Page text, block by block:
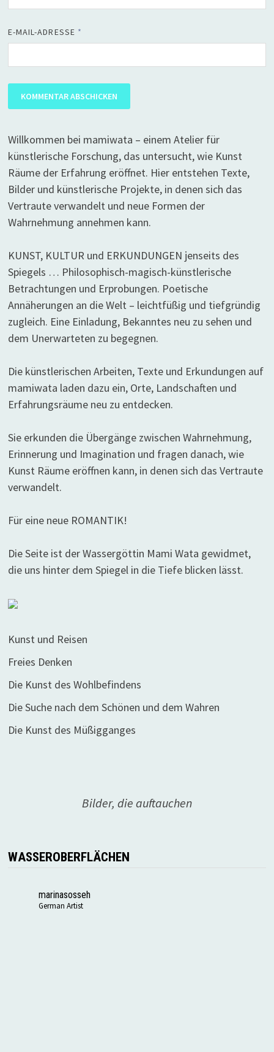
E-MAIL-ADRESSE *
Willkommen bei mamiwata – einem Atelier für
künstlerische Forschung, das untersucht, wie Kunst
Räume der Erfahrung eröffnet. Hier entstehen Texte,
Bilder und künstlerische Projekte, in denen sich das
Vertraute verwandelt und neue Formen der
Wahrnehmung annehmen kann.
KUNST, KULTUR und ERKUNDUNGEN jenseits des
Spiegels … Philosophisch-magisch-künstlerische
Betrachtungen und Erprobungen. Poetische
Annäherungen an die Welt – leichtfüßig und tiefgründig
zugleich. Eine Einladung, Bekanntes neu zu sehen und
dem Unerwarteten zu begegnen.
Die künstlerischen Arbeiten, Texte und Erkundungen auf
mamiwata laden dazu ein, Orte, Landschaften und
Erfahrungsräume neu zu entdecken.
Sie erkunden die Übergänge zwischen Wahrnehmung,
Erinnerung und Imagination und fragen danach, wie
Kunst Räume eröffnen kann, in denen sich das Vertraute
verwandelt.
Für eine neue ROMANTIK!
Die Seite ist der Wassergöttin Mami Wata gewidmet,
die uns hinter dem Spiegel in die Tiefe blicken lässt.
Kunst und Reisen
Freies Denken
Die Kunst des Wohlbefindens
Die Suche nach dem Schönen und dem Wahren
Die Kunst des Müßigganges
Bilder, die auftauchen
WASSEROBERFLÄCHEN
marinasosseh
German Artist